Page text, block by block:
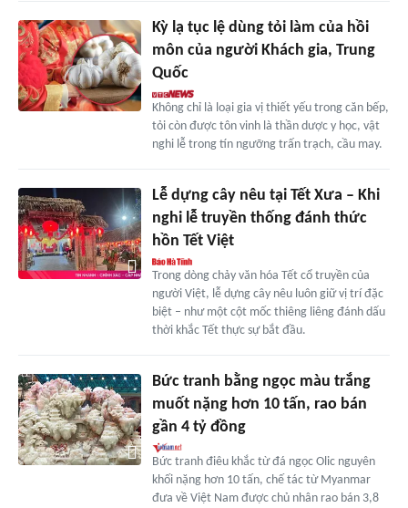
Kỳ lạ tục lệ dùng tỏi làm của hồi
môn của người Khách gia, Trung
Quốc
Không chỉ là loại gia vị thiết yếu trong căn bếp,
tỏi còn được tôn vinh là thần dược y học, vật
nghi lễ trong tín ngưỡng trấn trạch, cầu may.
Lễ dựng cây nêu tại Tết Xưa – Khi
nghi lễ truyền thống đánh thức
hồn Tết Việt
Trong dòng chảy văn hóa Tết cổ truyền của
người Việt, lễ dựng cây nêu luôn giữ vị trí đặc
biệt – như một cột mốc thiêng liêng đánh dấu
thời khắc Tết thực sự bắt đầu.
Bức tranh bằng ngọc màu trắng
muốt nặng hơn 10 tấn, rao bán
gần 4 tỷ đồng
Bức tranh điêu khắc từ đá ngọc Olic nguyên
khối nặng hơn 10 tấn, chế tác từ Myanmar
đưa về Việt Nam được chủ nhân rao bán 3,8